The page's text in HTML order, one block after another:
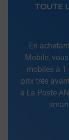
TOUTE
En
Mobile,
mobiles à
prix très
à La Poste